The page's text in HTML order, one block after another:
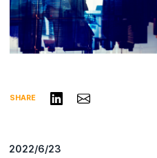
SHARE リンクトインで共有する
Share via Email
2022/6/23